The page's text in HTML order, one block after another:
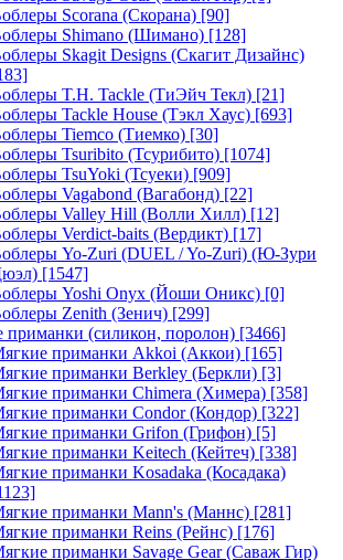
Scorana (Скорана) [90]
Shimano (Шимано) [128]
Skagit Designs (Скагит Дизайнс)
T.H. Tackle (ТиЭйч Текл) [21]
Tackle House (Тэкл Хаус) [693]
Tiemco (Тиемко) [30]
Tsuribito (Тсурибито) [1074]
TsuYoki (Тсуеки) [909]
Vagabond (Вагабонд) [22]
Valley Hill (Волли Хилл) [12]
Verdict-baits (Вердикт) [17]
Yo-Zuri (DUEL / Yo-Zuri) (Ю-Зури
[1547]
Yoshi Onyx (Йоши Оникс) [0]
Zenith (Зенич) [299]
приманки (силикон, поролон) [3466]
приманки Akkoi (Аккои) [165]
приманки Berkley (Беркли) [3]
приманки Chimera (Химера) [358]
приманки Condor (Кондор) [322]
приманки Grifon (Грифон) [5]
приманки Keitech (Кейтеч) [338]
приманки Kosadaka (Косадака)
приманки Mann's (Маннс) [281]
приманки Reins (Рейнс) [176]
приманки Savage Gear (Саваж Гир)